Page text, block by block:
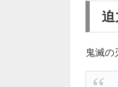
迫
鬼滅の